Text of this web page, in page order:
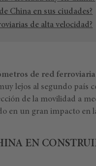
China en sus ciudades?
de alta velocidad?
de red
lejos al segundo país
de la movilidad a
en un gran impacto en
EN